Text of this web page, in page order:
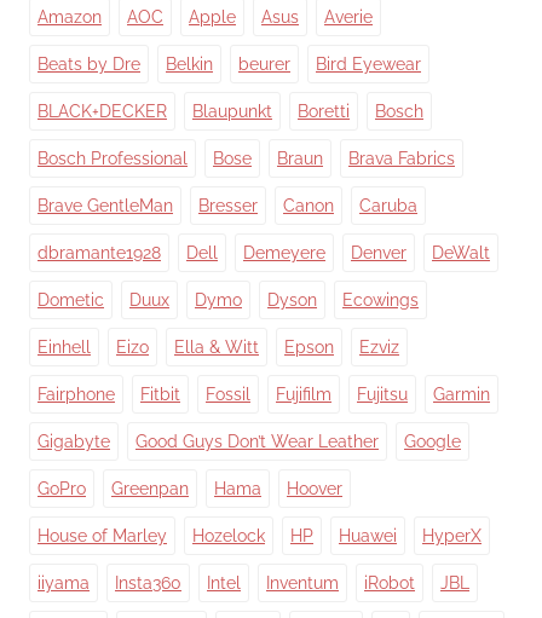
Amazon AOC Apple Asus Averie
Beats by Dre Belkin beurer Bird Eyewear
BLACK+DECKER Blaupunkt Boretti Bosch
Bosch Professional Bose Braun Brava Fabrics
Brave GentleMan Bresser Canon Caruba
dbramante1928 Dell Demeyere Denver DeWalt
Dometic Duux Dymo Dyson Ecowings
Einhell Eizo Ella & Witt Epson Ezviz
Fairphone Fitbit Fossil Fujifilm Fujitsu Garmin
Gigabyte Good Guys Don’t Wear Leather Google
GoPro Greenpan Hama Hoover
House of Marley Hozelock HP Huawei HyperX
iiyama Insta360 Intel Inventum iRobot JBL